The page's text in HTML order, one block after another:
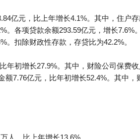
亿元，比上年增长4.1%。其中，住户
。各项贷款余额293.59亿元，增长
。扣除财政性存款，存贷比为42.2%。
年初增长27.9%。其中，财险公司保费
额7.76亿元，比年初增长52.4%。其中
人，比上年增长13.6%。